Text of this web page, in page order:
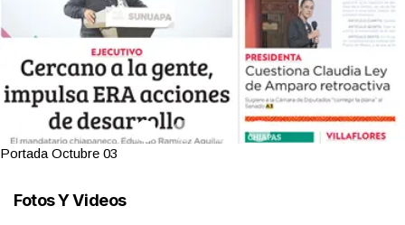
Portada Octubre 03
Fotos Y Videos